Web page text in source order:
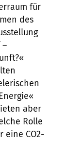
für
des
–
aber
Rolle
eine CO2-